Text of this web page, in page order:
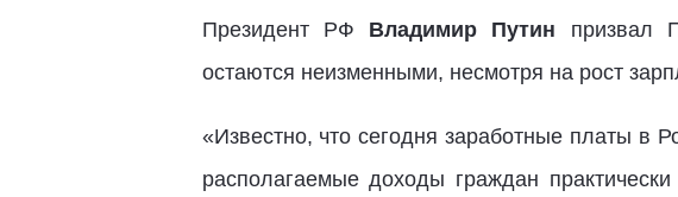
Президент РФ Владимир Путин призвал
остаются неизменными, несмотря на рост
«Известно, что сегодня заработные платы в
располагаемые доходы граждан